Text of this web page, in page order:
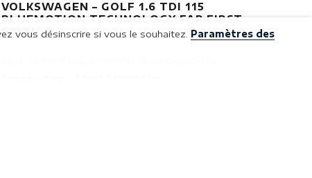
VOLKSWAGEN – GOLF 1.6 TDI 115
BLUEMOTION TECHNOLOGY FAP FIRST
EDITION
vous désinscrire si vous le souhaitez. Paramètres des